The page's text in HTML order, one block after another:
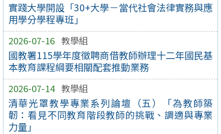
實踐大學開設「30+大學－當代社會法律實務與應
用學分學程專班」
2026-07-16 教學組
國教署115學年度徵聘商借教師辦理十二年國民基
本教育課程綱要相關配套推動業務
2026-07-14 教學組
清華光罩教學專業系列論壇（五）「為教師築
韌：看見不同教育階段教師的挑戰、調適與專業
力量」